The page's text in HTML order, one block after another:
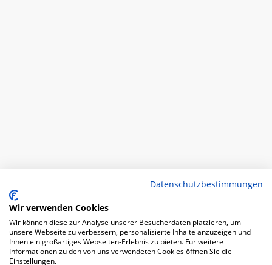
Datenschutzbestimmungen
Wir verwenden Cookies
Wir können diese zur Analyse unserer Besucherdaten platzieren, um
unsere Webseite zu verbessern, personalisierte Inhalte anzuzeigen und
Ihnen ein großartiges Webseiten-Erlebnis zu bieten. Für weitere
Informationen zu den von uns verwendeten Cookies öffnen Sie die
Einstellungen.